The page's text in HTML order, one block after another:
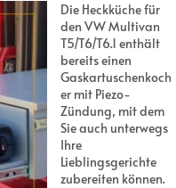
Die Heckküche für
den VW Multivan
T5/T6/T6.1 enthält
bereits einen
Gaskartuschenkoch
er mit Piezo-
Zündung, mit dem
Sie auch unterwegs
Ihre
Lieblingsgerichte
zubereiten können.